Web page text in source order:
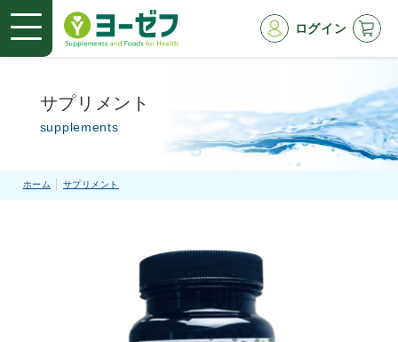
ログイン
サプリメント
supplements
ホーム サプリメント